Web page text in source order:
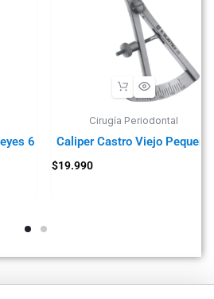
6
Cirugía Periodontal
Caliper Castro Viejo Pequeño
$19.990